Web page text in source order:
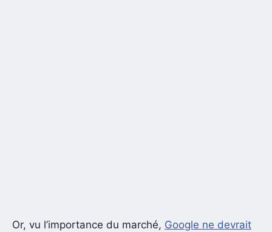
Or, vu l’importance du marché, Google ne devrait